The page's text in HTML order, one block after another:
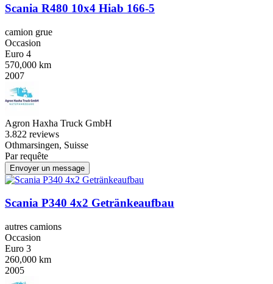
Scania R480 10x4 Hiab 166-5
camion grue
Occasion
Euro 4
570,000 km
2007
Agron Haxha Truck GmbH
3.822 reviews
Othmarsingen, Suisse
Par requête
Envoyer un message
Scania P340 4x2 Getränkeaufbau
autres camions
Occasion
Euro 3
260,000 km
2005